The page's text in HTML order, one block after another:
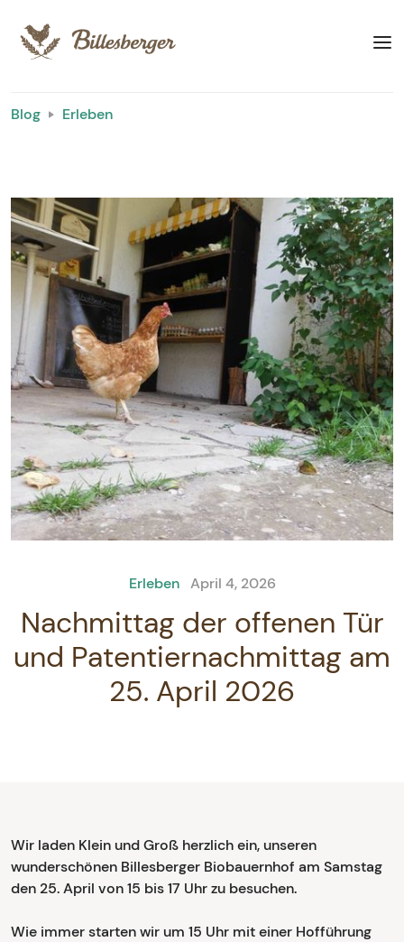
Blog Erleben
Erleben April 4, 2026
Nachmittag der offenen Tür
und Patentiernachmittag am
25. April 2026
Wir laden Klein und Groß herzlich ein, unseren
wunderschönen Billesberger Biobauernhof am Samstag
den 25. April von 15 bis 17 Uhr zu besuchen.
Wie immer starten wir um 15 Uhr mit einer Hofführung